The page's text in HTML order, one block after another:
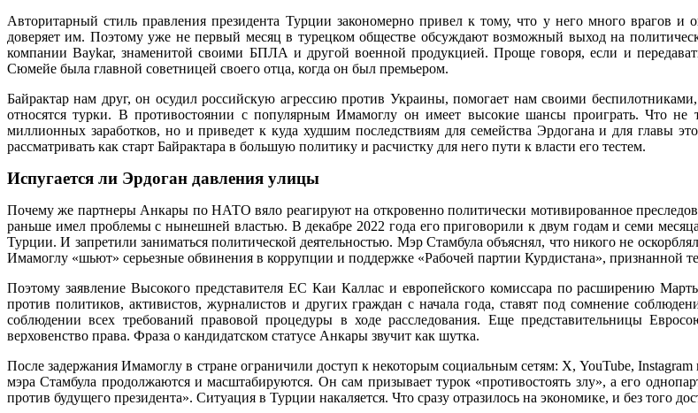
Авторитарный стиль правления президента Турции закономерно привел к тому, что у него много врагов
доверяет им. Поэтому уже не первый месяц в турецком обществе обсуждают возможный выход на
компании Baykar, знаменитой своими БПЛА и другой военной продукцией. Проще говоря, если и
Сюмейе была главной советницей своего отца, когда он был премьером.
Байрактар нам друг, он осудил российскую агрессию против Украины, помогает нам своими
относятся турки. В противостоянии с популярным Имамоглу он имеет высокие шансы проиграть. Что не
миллионных заработков, но и приведет к куда худшим последствиям для семейства Эрдогана и для главы
рассматривать как старт Байрактара в большую политику и расчистку для него пути к власти его тестем.
Испугается ли Эрдоган давления улицы
Почему же партнеры Анкары по НАТО вяло реагируют на откровенно политически мотивированное
раньше имел проблемы с нынешней властью. В декабре 2022 года его приговорили к двум годам и семи
Турции. И запретили заниматься политической деятельностью. Мэр Стамбула объяснял, что никого не
Имамоглу «шьют» серьезные обвинения в коррупции и поддержке «Рабочей партии Курдистана», признанной
Поэтому заявление Высокого представителя ЕС Каи Каллас и европейского комиссара по расширению
против политиков, активистов, журналистов и других граждан с начала года, ставят под сомнение
соблюдении всех требований правовой процедуры в ходе расследования. Еще представительницы
верховенство права. Фраза о кандидатском статусе Анкары звучит как шутка.
После задержания Имамоглу в стране ограничили доступ к некоторым социальным сетям: X, YouTube,
мэра Стамбула продолжаются и масштабируются. Он сам призывает турок «противостоять злу», а его
против будущего президента». Ситуация в Турции накаляется. Что сразу отразилось на экономике, и без того